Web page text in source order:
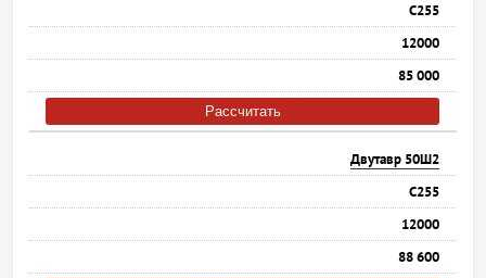
С255
12000
85 000
Рассчитать
Двутавр 50Ш2
С255
12000
88 600